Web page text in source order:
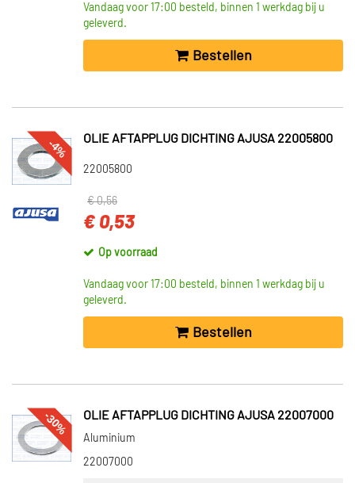
Vandaag voor 17:00 besteld, binnen 1 werkdag bij u
geleverd.
Bestellen
-4% OLIE AFTAPPLUG DICHTING AJUSA 22005800
22005800
€ 0,56
€ 0,53
Op voorraad
Vandaag voor 17:00 besteld, binnen 1 werkdag bij u
geleverd.
Bestellen
-30% OLIE AFTAPPLUG DICHTING AJUSA 22007000
Aluminium
22007000